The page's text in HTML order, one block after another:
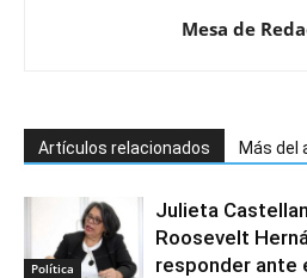
Mesa de
Artículos relacionados Más del
Política
Julieta
Roosevelt
responder ante